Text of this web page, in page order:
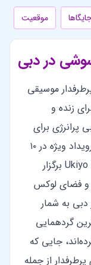
موقعیت
در دبی
موسیقی
۲۰۲۵ با یک اجرای زنده و
برای
دوستداران موسیقی خواهند ساخت. این رویداد ویژه در ۱۰
سپتامبر ۲۰۲۵ در کلاب شیک و مدرن Ukiyo Club برگزار
و فضای لوکس
به شمار
گردهمایی
۲۰۲۵ معرفی کرده‌اند، جایی که
از جمله